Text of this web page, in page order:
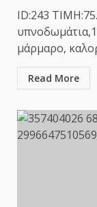
ID:243
μάρμαρο,
Read More